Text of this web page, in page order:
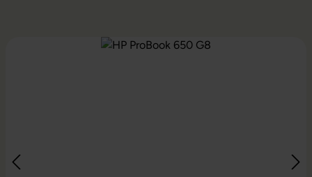
Bildergalerie überspringen